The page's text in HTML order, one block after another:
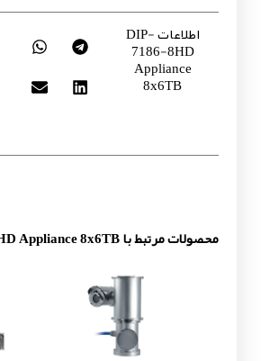
اطلاعات DIP-
7186-8HD
Appliance
8x6TB
محصولات مرتبط با DIP-7186-8HD Appliance 8x6TB